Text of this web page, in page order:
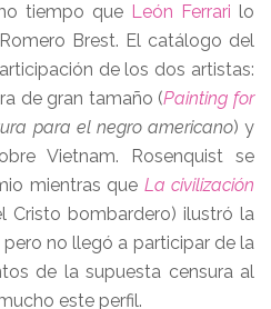
tiempo que León Ferrari lo
Brest. El catálogo del
de los dos artistas:
de gran tamaño (Painting for
para el negro americano) y
Vietnam. Rosenquist se
mientras que La civilización
Cristo bombardero) ilustró la
pero no llegó a participar de la
de la supuesta censura al
este perfil.